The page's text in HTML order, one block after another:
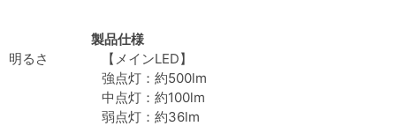
製品仕様
明るさ
【メインLED】
強点灯：約500lm
中点灯：約100lm
弱点灯：約36lm